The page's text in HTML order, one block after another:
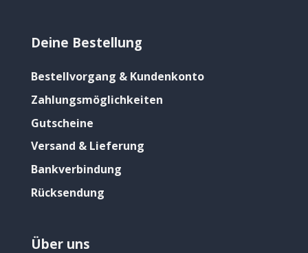
Deine Bestellung
Bestellvorgang & Kundenkonto
Zahlungsmöglichkeiten
Gutscheine
Versand & Lieferung
Bankverbindung
Rücksendung
Über uns